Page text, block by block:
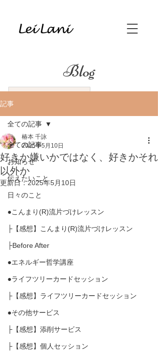
Blog
記事
全ての記事
お知らせ
伝えたいこと
日々のこと
●こんまり(R)流片づけレッスン
├【感想】こんまり(R)流片づけレッスン
├Before After
●エネルギー哲学講座
●ライフツリーカードセッション
├【感想】ライフツリーカードセッション
●その他サービス
├【感想】添削サービス
├【感想】個人セッション
全ての記事
好きか嫌いかではなく、好きかそれ
以外か
椿本 千詠
2025年5月10日
更新日：2025年5月10日